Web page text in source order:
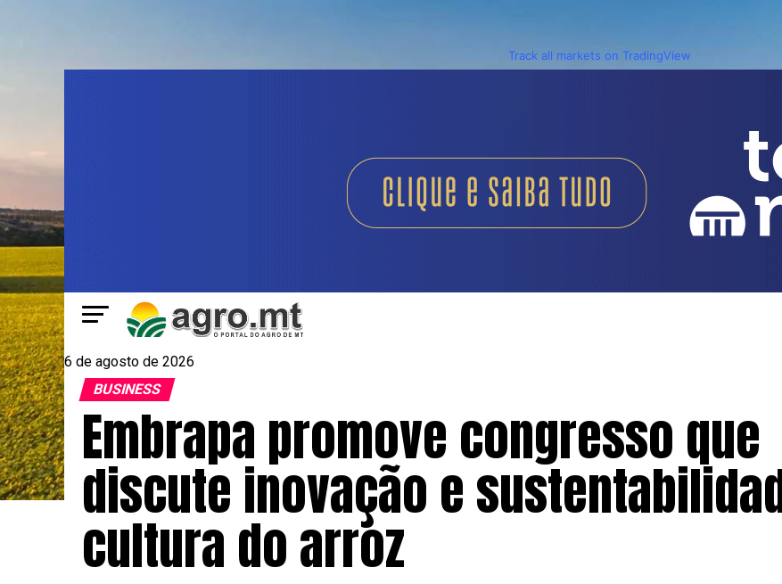
Track all markets on TradingView
6 de agosto de 2026
BUSINESS
Embrapa promove congresso que
discute inovação e
cultura do arroz